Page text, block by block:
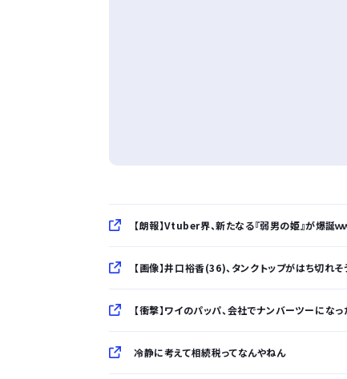
【朗報】Vtuber界、新たなる『弱男の姫』が爆誕ｗｗ
【画像】井口裕香(36)、タンクトップがはち切れそう
【衝撃】ワイのパッパ、会社でナンバーツーになった
冷静に考えて相続税ってなんやねん